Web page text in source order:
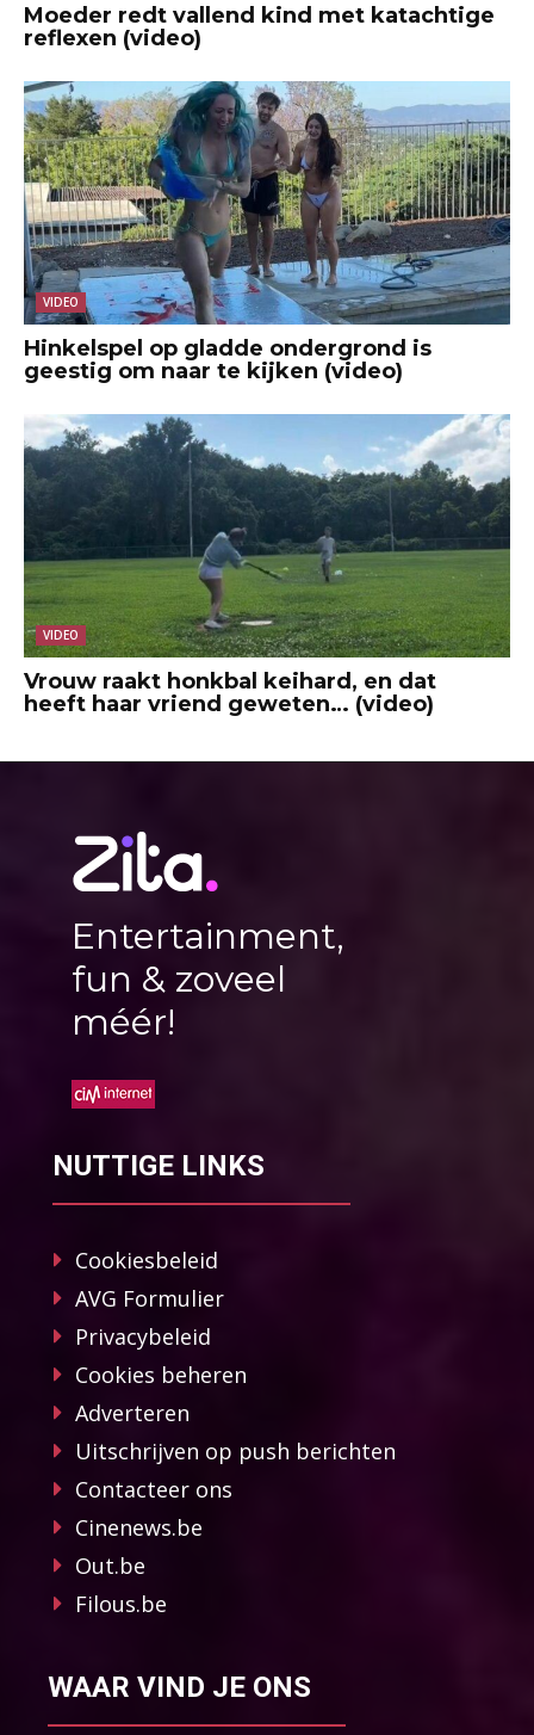
Moeder redt vallend kind met katachtige
reflexen (video)
VIDEO
Hinkelspel op gladde ondergrond is
geestig om naar te kijken (video)
VIDEO
Vrouw raakt honkbal keihard, en dat
heeft haar vriend geweten… (video)
Entertainment,
fun & zoveel
méér!
NUTTIGE LINKS
Cookiesbeleid
AVG Formulier
Privacybeleid
Cookies beheren
Adverteren
Uitschrijven op push berichten
Contacteer ons
Cinenews.be
Out.be
Filous.be
WAAR VIND JE ONS